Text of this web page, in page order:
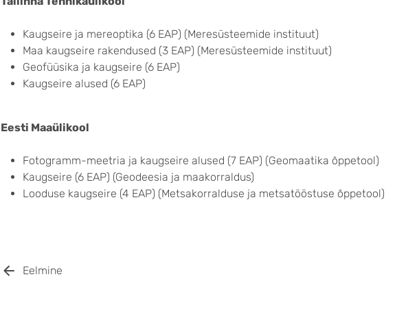
Kaugseire ja mereoptika (6 EAP) (Meresüsteemide instituut)
Maa kaugseire rakendused (3 EAP) (Meresüsteemide instituut)
Geofüüsika ja kaugseire (6 EAP)
Kaugseire alused (6 EAP)
Eesti Maaülikool
Fotogramm-meetria ja kaugseire alused (7 EAP) (Geomaatika õppetool)
Kaugseire (6 EAP) (Geodeesia ja maakorraldus)
Looduse kaugseire (4 EAP) (Metsakorralduse ja metsatööstuse õppetool)
Eelmine